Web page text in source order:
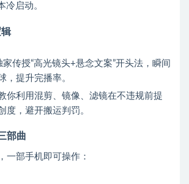
冷启动。
家传授“高光镜头+悬念文案”开头法，瞬间
，提升完播率。
你利用混剪、镜像、滤镜在不违规前提
度，避开搬运判罚。
部曲
一部手机即可操作：